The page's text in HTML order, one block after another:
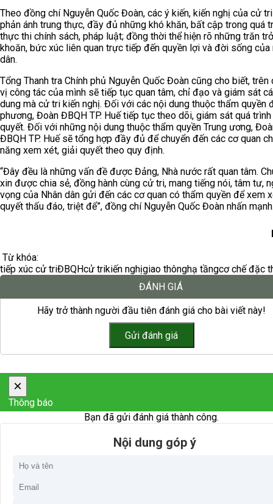
Theo đồng chí Nguyễn Quốc Đoàn, các ý kiến, kiến nghị của cử
phản ánh trung thực, đầy đủ những khó khăn, bất cập trong quá
thực thi chính sách, pháp luật; đồng thời thể hiện rõ những trăn
khoăn, bức xúc liên quan trực tiếp đến quyền lợi và đời sống
dân.
Tổng Thanh tra Chính phủ Nguyễn Quốc Đoàn cũng cho biết, trên
vị công tác của mình sẽ tiếp tục quan tâm, chỉ đạo và giám sát
dung mà cử tri kiến nghị. Đối với các nội dung thuộc thẩm quyền
phương, Đoàn ĐBQH TP. Huế tiếp tục theo dõi, giám sát quá
quyết. Đối với những nội dung thuộc thẩm quyền Trung ương,
ĐBQH TP. Huế sẽ tổng hợp đầy đủ để chuyển đến các cơ quan
năng xem xét, giải quyết theo quy định.
“Đây đều là những vấn đề được Đảng, Nhà nước rất quan tâm.
xin được chia sẻ, đồng hành cùng cử tri, mang tiếng nói, tâm tư,
vọng của Nhân dân gửi đến các cơ quan có thẩm quyền để xem
quyết thấu đáo, triệt để”, đồng chí Nguyễn Quốc Đoàn nhấn
Từ khóa:
tiếp xúc cử triĐBQHcử trikiến nghịgiao thônghạ tầngcơ chế đặc
ĐÁNH GIÁ
Hãy trở thành người đầu tiên đánh giá cho bài viết này!
×
Thông báo
Bạn đã gửi đánh giá thành công.
Nội dung góp ý